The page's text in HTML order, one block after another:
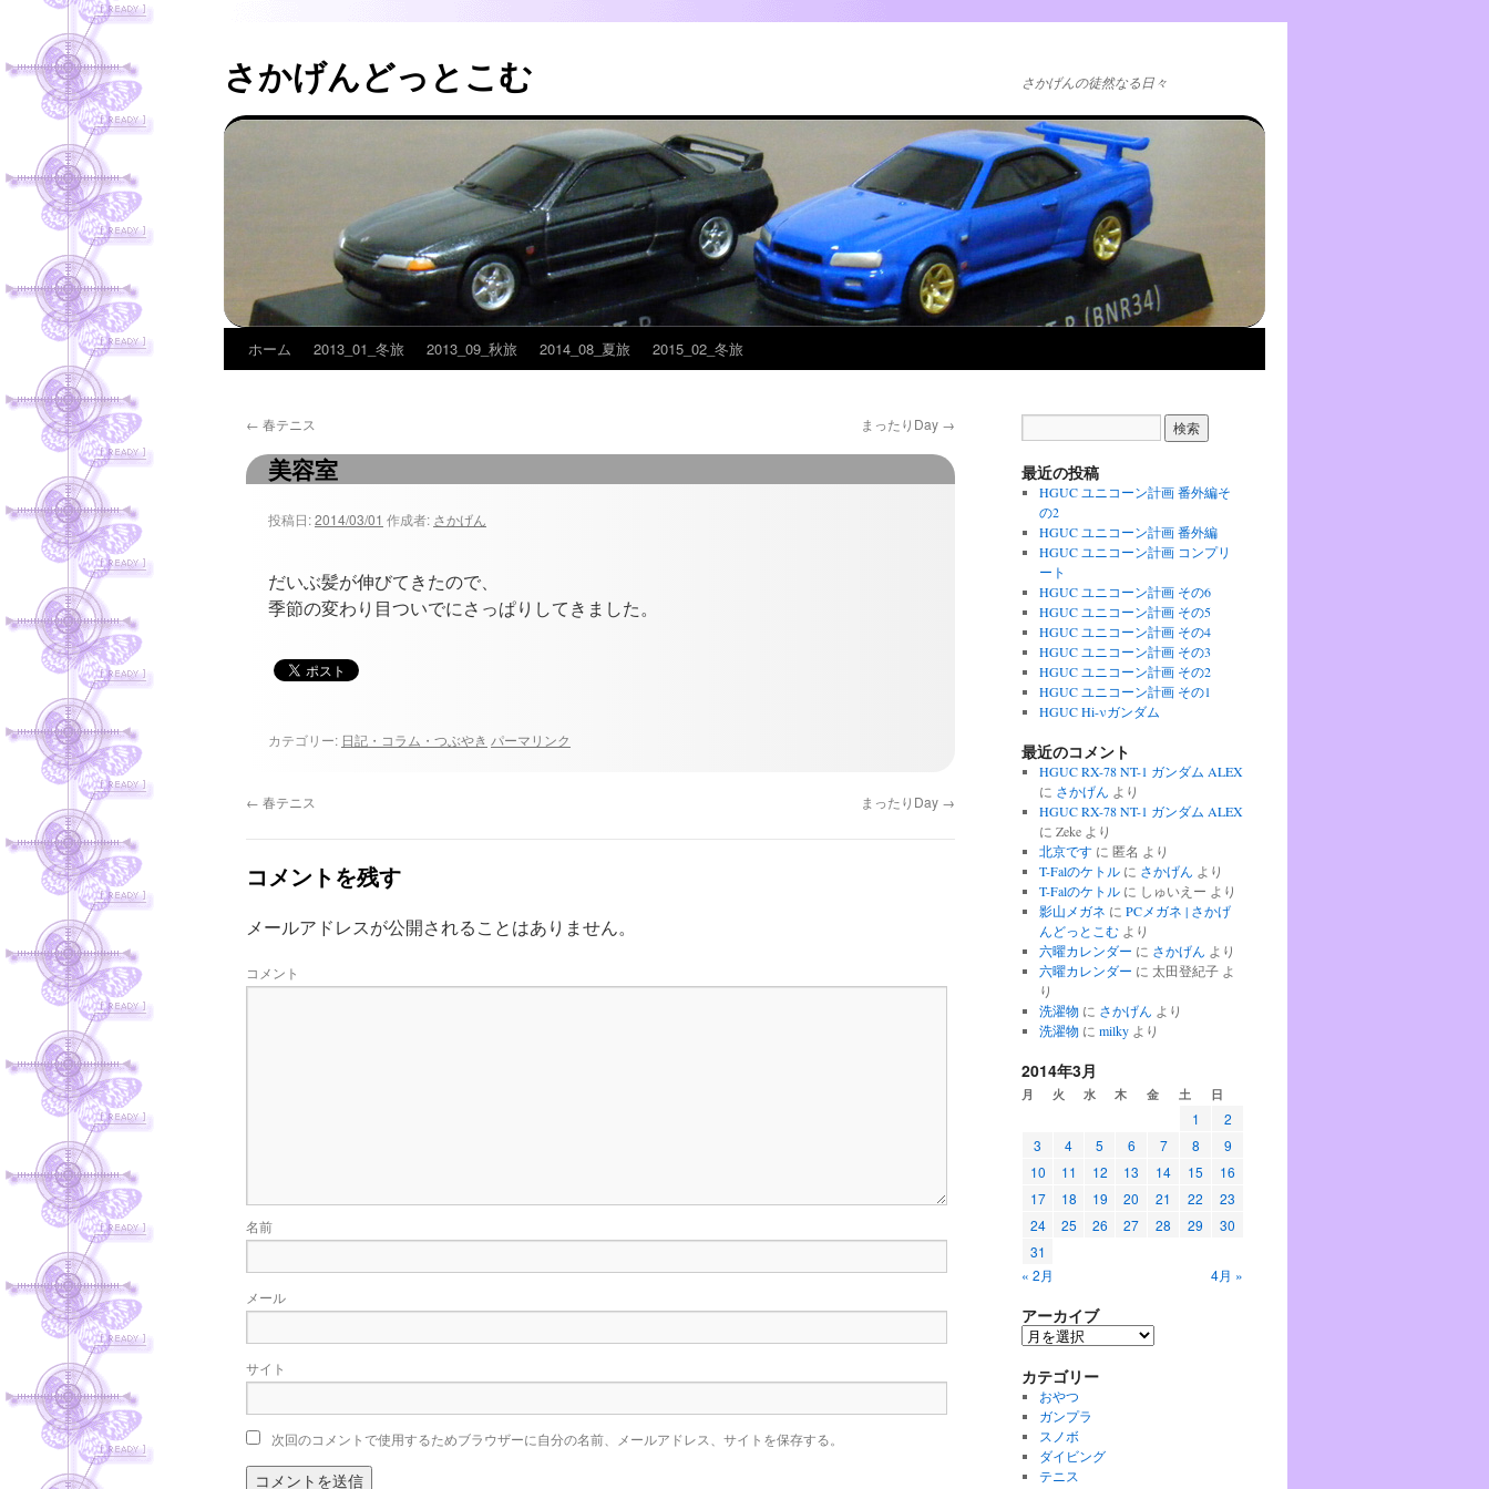
さかげんどっとこむ さかげんの徒然なる日々
テ
ン
ホーム 2013_01_冬旅 2013_09_秋旅 2014_08_夏旅 2015_02_冬旅
← 春テニス まったりDay →
美容室
投稿日:2014/03/01 作成者: さかげん
だいぶ髪が伸びてきたので、
季節の変わり目ついでにさっぱりしてきました。
カテゴリー: 日記・コラム・つぶやき パーマリンク
← 春テニス まったりDay →
コメントを残す
メールアドレスが公開されることはありません。
コメント
名前
メール
サイト
次回のコメントで使用するためブラウザーに自分の名前、メールアドレス、サイトを保存する。
最近の投稿
HGUC ユニコーン計画 番外編そ
の2
HGUC ユニコーン計画 番外編
HGUC ユニコーン計画 コンプリ
ート
HGUC ユニコーン計画 その6
HGUC ユニコーン計画 その5
HGUC ユニコーン計画 その4
HGUC ユニコーン計画 その3
HGUC ユニコーン計画 その2
HGUC ユニコーン計画 その1
HGUC Hi-νガンダム
最近のコメント
HGUC RX-78 NT-1 ガンダム ALEX
に さかげん より
HGUC RX-78 NT-1 ガンダム ALEX
に Zekeより
北京ですに 匿名 より
T-Falのケトルに さかげん より
T-Falのケトルに しゅいえー より
影山メガネ に PCメガネ | さかげ
んどっとこむより
六曜カレンダー に さかげん より
六曜カレンダー に 太田登紀子よ
り
洗濯物 に さかげん より
洗濯物 に milkyより
2014年3月
月 火 水 木 金 土 日
« 2月 4月 »
1
2
3
4 5 6 7 8
9
10
11 12 13 14 15
16
17
18 19 20 21 22
23
24
25 26 27 28 29
30
31
アーカイブ
ア
カ
イ
ブ
カテゴリー
おやつ
ガンプラ
スノボ
ダイビング
テニス